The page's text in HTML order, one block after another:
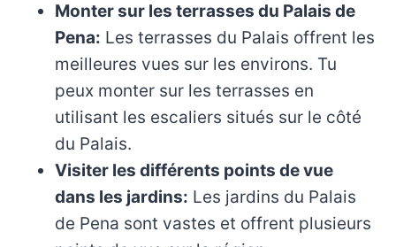
Monter sur les terrasses du Palais de
Pena: Les terrasses du Palais offrent les
meilleures vues sur les environs. Tu
peux monter sur les terrasses en
utilisant les escaliers situés sur le côté
du Palais.
Visiter les différents points de vue
dans les jardins: Les jardins du Palais
de Pena sont vastes et offrent plusieurs